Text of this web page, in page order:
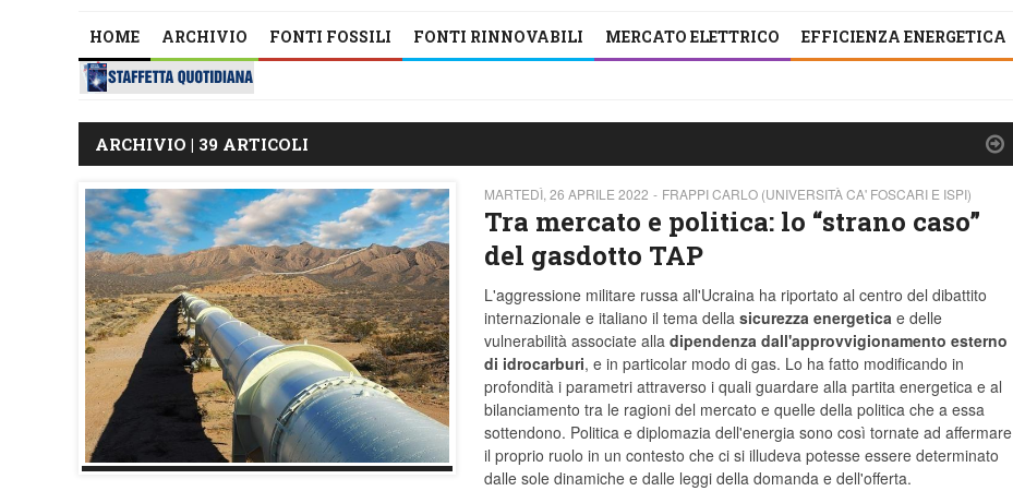
HOME ARCHIVIO FONTI FOSSILI FONTI RINNOVABILI MERCATO ELETTRICO EFFICIENZA ENERGETICA
ARCHIVIO | 39 ARTICOLI
MARTEDÌ, 26 APRILE 2022 FRAPPI CARLO (UNIVERSITÀ CA' FOSCARI E ISPI)
Tra mercato e politica: lo “strano caso”
del gasdotto TAP
L'aggressione militare russa all'Ucraina ha riportato al centro del dibattito
internazionale e italiano il tema della sicurezza energetica e delle
vulnerabilità associate alla dipendenza dall'approvvigionamento esterno
di idrocarburi, e in particolar modo di gas. Lo ha fatto modificando in
profondità i parametri attraverso i quali guardare alla partita energetica e al
bilanciamento tra le ragioni del mercato e quelle della politica che a essa
sottendono. Politica e diplomazia dell'energia sono così tornate ad affermare
il proprio ruolo in un contesto che ci si illudeva potesse essere determinato
dalle sole dinamiche e dalle leggi della domanda e dell'offerta.